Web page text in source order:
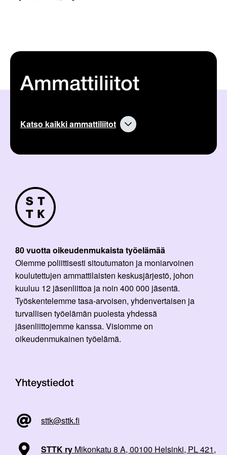
Ammattiliitot
Katso kaikki ammattiliitot
80 vuotta oikeudenmukaista työelämää
Olemme poliittisesti sitoutumaton ja moniarvoinen
koulutettujen ammattilaisten keskusjärjestö, johon
kuuluu 12 jäsenliittoa ja noin 400 000 jäsentä.
Työskentelemme tasa-arvoisen, yhdenvertaisen ja
turvallisen työelämän puolesta yhdessä
jäsenliittojemme kanssa. Visiomme on
oikeudenmukainen työelämä.
Yhteystiedot
sttk@sttk.fi
STTK ry Mikonkatu 8 A, 00100 Helsinki, PL 421,